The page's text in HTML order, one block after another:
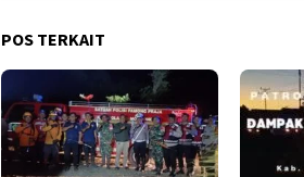
POS TERKAIT